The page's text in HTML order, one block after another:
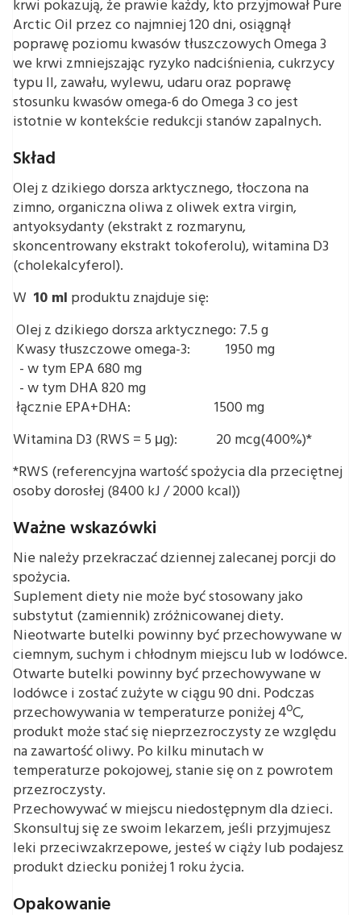
krwi pokazują, że prawie każdy, kto przyjmował Pure
Arctic Oil przez co najmniej 120 dni, osiągnął
poprawę poziomu kwasów tłuszczowych Omega 3
we krwi zmniejszając ryzyko nadciśnienia, cukrzycy
typu II, zawału, wylewu, udaru oraz poprawę
stosunku kwasów omega-6 do Omega 3 co jest
istotnie w kontekście redukcji stanów zapalnych.
Skład
Olej z dzikiego dorsza arktycznego, tłoczona na
zimno, organiczna oliwa z oliwek extra virgin,
antyoksydanty (ekstrakt z rozmarynu,
skoncentrowany ekstrakt tokoferolu), witamina D3
(cholekalcyferol).
W 10 ml produktu znajduje się:
Olej z dzikiego dorsza arktycznego: 7.5 g
Kwasy tłuszczowe omega-3:
1950 mg
- w tym EPA680 mg
- w tym DHA820 mg
łącznie EPA+DHA: 1500 mg
Witamina D3 (RWS = 5 μg):
20 mcg(400%)*
*RWS (referencyjna wartość spożycia dla przeciętnej
osoby dorosłej (8400 kJ / 2000 kcal))
Ważne wskazówki
Nie należy przekraczać dziennej zalecanej porcji do
spożycia.
Suplement diety nie może być stosowany jako
substytut (zamiennik) zróżnicowanej diety.
Nieotwarte butelki powinny być przechowywane w
ciemnym, suchym i chłodnym miejscu lub w lodówce.
Otwarte butelki powinny być przechowywane w
lodówce i zostać zużyte w ciągu 90 dni. Podczas
przechowywania w temperaturze poniżej 4ºC,
produkt może stać się nieprzezroczysty ze względu
na zawartość oliwy. Po kilku minutach w
temperaturze pokojowej, stanie się on z powrotem
przezroczysty.
Przechowywać w miejscu niedostępnym dla dzieci.
Skonsultuj się ze swoim lekarzem, jeśli przyjmujesz
leki przeciwzakrzepowe, jesteś w ciąży lub podajesz
produkt dziecku poniżej 1 roku życia.
Opakowanie